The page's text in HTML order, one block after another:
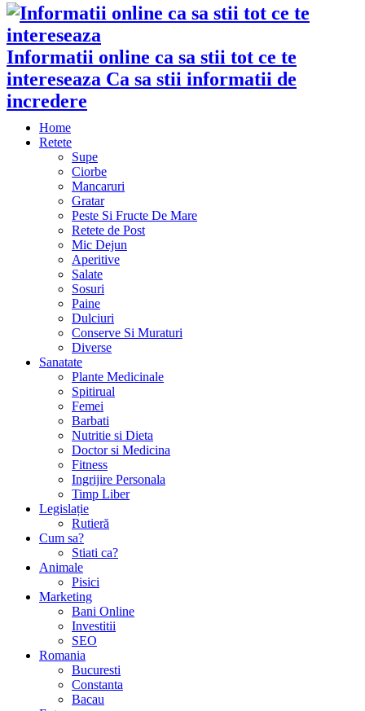
Informatii online ca sa stii tot ce te
intereseaza Ca sa stii informatii de
incredere
Home
Retete
Supe
Ciorbe
Mancaruri
Gratar
Peste Si Fructe De Mare
Retete de Post
Mic Dejun
Aperitive
Salate
Sosuri
Paine
Dulciuri
Conserve Si Muraturi
Diverse
Sanatate
Plante Medicinale
Spitirual
Femei
Barbati
Nutritie si Dieta
Doctor si Medicina
Fitness
Ingrijire Personala
Timp Liber
Legislație
Rutieră
Cum sa?
Stiati ca?
Animale
Pisici
Marketing
Bani Online
Investitii
SEO
Romania
Bucuresti
Constanta
Bacau